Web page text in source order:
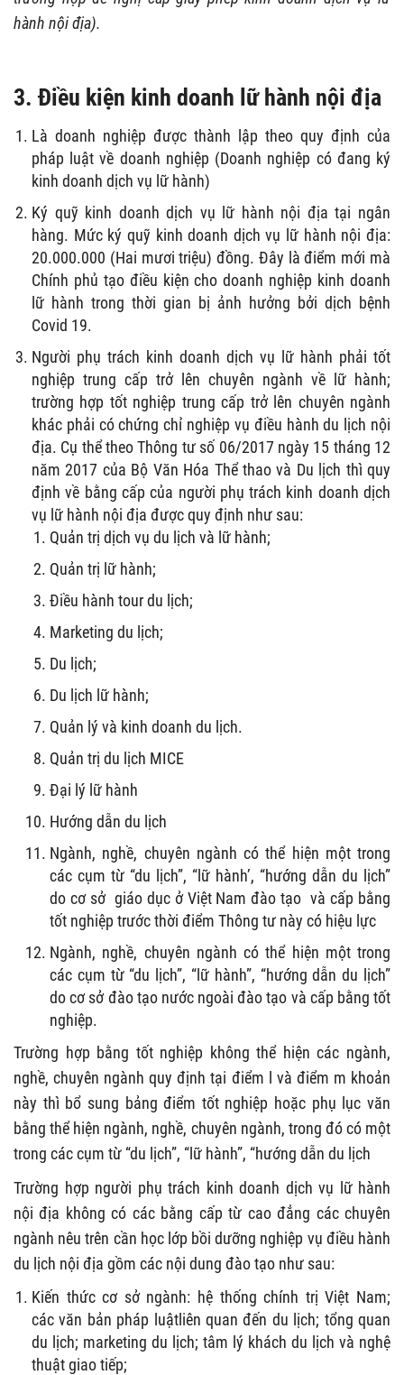
hành nội địa).
3. Điều kiện kinh doanh lữ hành nội địa
Là doanh nghiệp được thành lập theo quy định của
pháp luật về doanh nghiệp (Doanh nghiệp có đang ký
kinh doanh dịch vụ lữ hành)
Ký quỹ kinh doanh dịch vụ lữ hành nội địa tại ngân
hàng. Mức ký quỹ kinh doanh dịch vụ lữ hành nội địa:
20.000.000 (Hai mươi triệu) đồng. Đây là điểm mới mà
Chính phủ tạo điều kiện cho doanh nghiệp kinh doanh
lữ hành trong thời gian bị ảnh hưởng bởi dịch bệnh
Covid 19.
Người phụ trách kinh doanh dịch vụ lữ hành phải tốt
nghiệp trung cấp trở lên chuyên ngành về lữ hành;
trường hợp tốt nghiệp trung cấp trở lên chuyên ngành
khác phải có chứng chỉ nghiệp vụ điều hành du lịch nội
địa. Cụ thể theo Thông tư số 06/2017 ngày 15 tháng 12
năm 2017 của Bộ Văn Hóa Thể thao và Du lịch thì quy
định về bằng cấp của người phụ trách kinh doanh dịch
vụ lữ hành nội địa được quy định như sau:
Quản trị dịch vụ du lịch và lữ hành;
Quản trị lữ hành;
Điều hành tour du lịch;
Marketing du lịch;
Du lịch;
Du lịch lữ hành;
Quản lý và kinh doanh du lịch.
Quản trị du lịch MICE
Đại lý lữ hành
Hướng dẫn du lịch
Ngành, nghề, chuyên ngành có thể hiện một trong
các cụm từ “du lịch”, “lữ hành’, “hướng dẫn du lịch”
do cơ sở giáo dục ở Việt Nam đào tạo và cấp bằng
tốt nghiệp trước thời điểm Thông tư này có hiệu lực
Ngành, nghề, chuyên ngành có thể hiện một trong
các cụm từ “du lịch”, “lữ hành”, “hướng dẫn du lịch”
do cơ sở đào tạo nước ngoài đào tạo và cấp bằng tốt
nghiệp.
Trường hợp bằng tốt nghiệp không thể hiện các ngành,
nghề, chuyên ngành quy định tại điểm l và điểm m khoản
này thì bổ sung bảng điểm tốt nghiệp hoặc phụ lục văn
bằng thể hiện ngành, nghề, chuyên ngành, trong đó có một
trong các cụm từ “du lịch”, “lữ hành”, “hướng dẫn du lịch
Trường hợp người phụ trách kinh doanh dịch vụ lữ hành
nội địa không có các bằng cấp từ cao đẳng các chuyên
ngành nêu trên cần học lớp bồi dưỡng nghiệp vụ điều hành
du lịch nội địa gồm các nội dung đào tạo như sau:
Kiến thức cơ sở ngành: hệ thống chính trị Việt Nam;
các văn bản pháp luậtliên quan đến du lịch; tổng quan
du lịch; marketing du lịch; tâm lý khách du lịch và nghệ
thuật giao tiếp;